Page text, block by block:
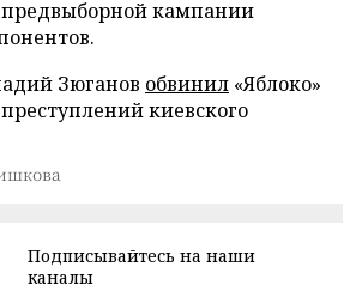
кампании
Зюганов обвинил «Яблоко»
киевского
Подписывайтесь на наши
каналы